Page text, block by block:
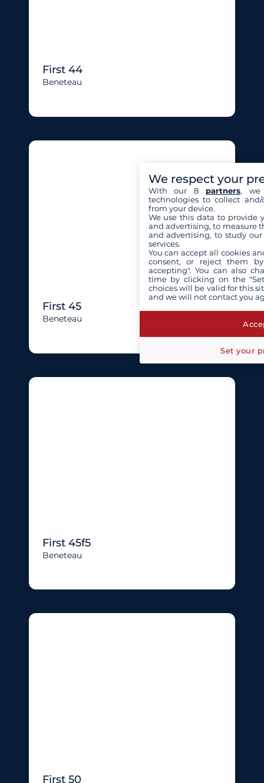
First 44
Beneteau
First 45
Beneteau
First 45f5
Beneteau
First 50
We respect your
With our 8 partners, we
technologies to collect
from your device.
We use this data to provide
and advertising, to measure
and advertising, to study
services.
You can accept all cookies
consent, or reject them
accepting". You can also
time by clicking on the
choices will be valid for this
and we will not contact you
Set your